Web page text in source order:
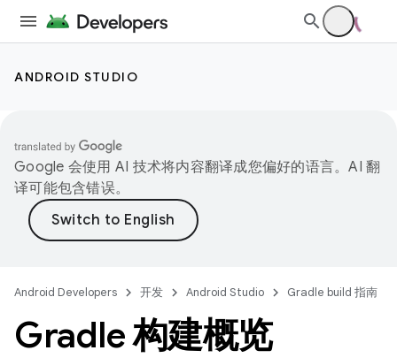
ANDROID STUDIO
Google 会使用 AI 技术将内容翻译成您偏好的语言。AI 翻
译可能包含错误。
Android Developers 开发 Android Studio Gradle build 指南
Gradle 构建概览